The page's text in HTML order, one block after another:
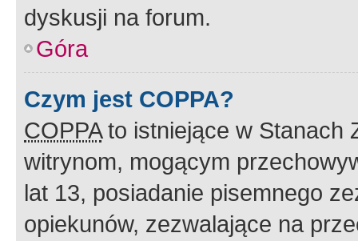
dyskusji na forum.
Góra
Czym jest COPPA?
COPPAto istniejące w Stanach
witrynom, mogącym
lat 13, posiadanie pisemnego
opiekunów, zezwalające na